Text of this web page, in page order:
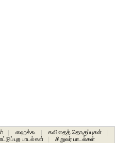
ஹைக்கூ கவிதைத் தொகுப்புகள்
பாடல்கள் சிறுவர் பாடல்கள்